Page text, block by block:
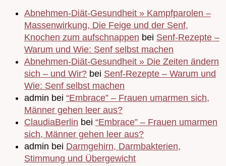
Abnehmen-Diät-Gesundheit » Kampfparolen –
Massenwirkung, Die Feige und der Senf,
Knochen zum aufschnappen bei Senf-Rezepte –
Warum und Wie: Senf selbst machen
Abnehmen-Diät-Gesundheit » Die Zeiten ändern
sich – und Wir? bei Senf-Rezepte – Warum und
Wie: Senf selbst machen
admin bei “Embrace” – Frauen umarmen sich,
Männer gehen leer aus?
ClaudiaBerlin bei “Embrace” – Frauen umarmen
sich, Männer gehen leer aus?
admin bei Darmgehirn, Darmbakterien,
Stimmung und Übergewicht